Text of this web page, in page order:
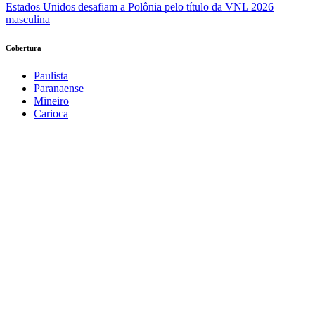
Estados Unidos desafiam a Polônia pelo título da VNL 2026
masculina
Cobertura
Paulista
Paranaense
Mineiro
Carioca